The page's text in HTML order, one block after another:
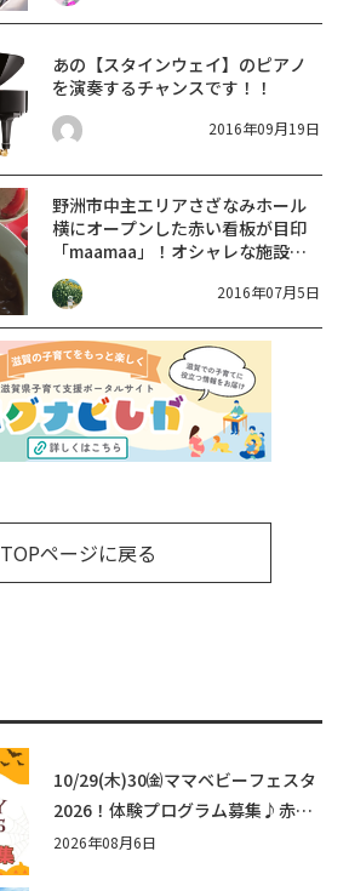
あの【スタインウェイ】のピアノ
を演奏するチャンスです！！
2016年09月19日
野洲市中主エリアさざなみホール
横にオープンした赤い看板が目印
「maamaa」！オシャレな施設内
でランチしてきました
2016年07月5日
TOPページに戻る
10/29(木)30㈮ママベビーフェスタ
2026！体験プログラム募集♪赤ち
ゃん向けイベントに出演しません
2026年08月6日